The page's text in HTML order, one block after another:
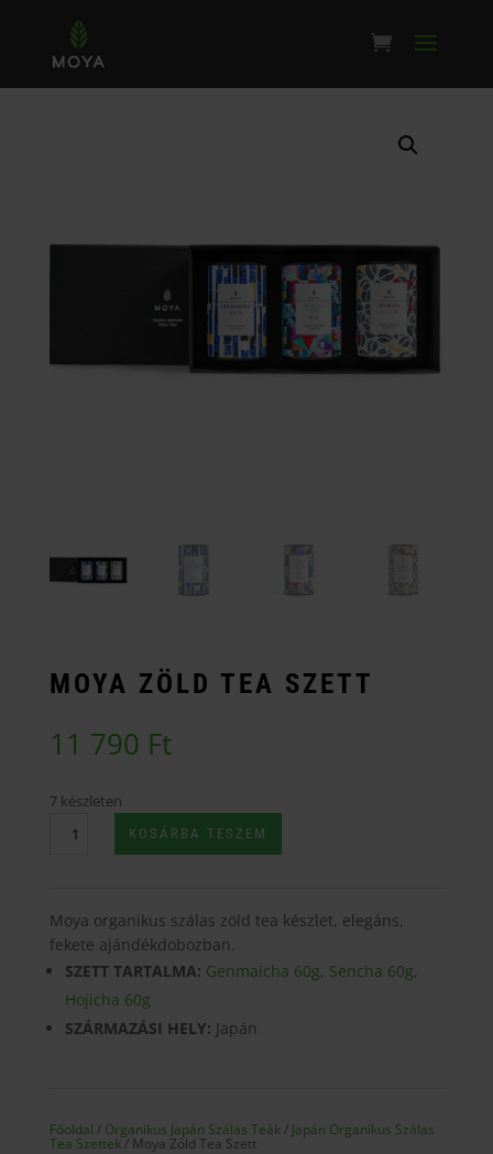
MOYA ZÖLD TEA SZETT
11 790 Ft
7 készleten
mennyiség
KOSÁRBA TESZEM
Moya organikus szálas zöld tea készlet, elegáns,
fekete ajándékdobozban.
SZETT TARTALMA: Genmaicha 60g, Sencha 60g,
Hojicha 60g
SZÁRMAZÁSI HELY: Japán
Főoldal / Organikus Japán Szálas Teák/ Japán Organikus Szálas
Tea Szettek/ Moya Zöld Tea Szett